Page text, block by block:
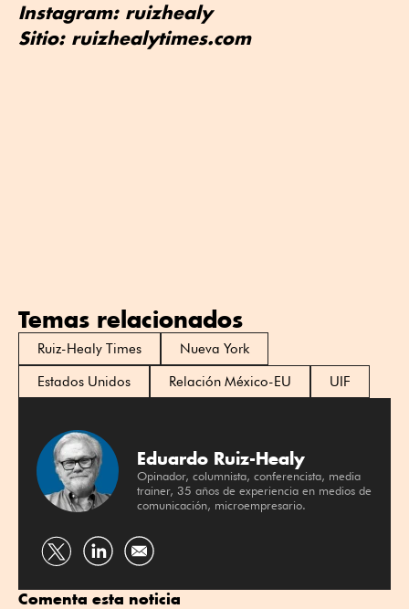
Instagram: ruizhealy
Sitio: ruizhealytimes.com
Temas relacionados
Ruiz-Healy Times
Nueva York
Estados Unidos
Relación México-EU UIF
Eduardo Ruiz-Healy
Opinador, columnista, conferencista, media
trainer, 35 años de experiencia en medios de
comunicación, microempresario.
Compartir
Twitter
Compartir
Linkedin
Comenta esta noticia